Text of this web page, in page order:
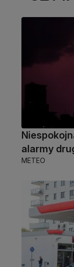
alarmy
METEO